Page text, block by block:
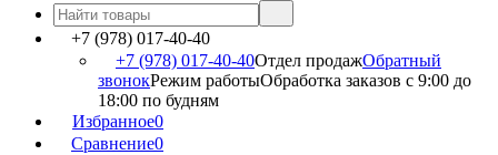
+7 (978) 017-40-40
+7 (978) 017-40-40Отдел продажОбратный
звонокРежим работыОбработка заказов с 9:00 до
18:00 по будням
Избранное0
Сравнение0